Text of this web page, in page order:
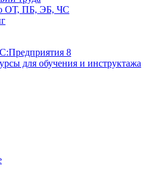
ОТ, ПБ, ЭБ, ЧС
8
для обучения и инструктажа